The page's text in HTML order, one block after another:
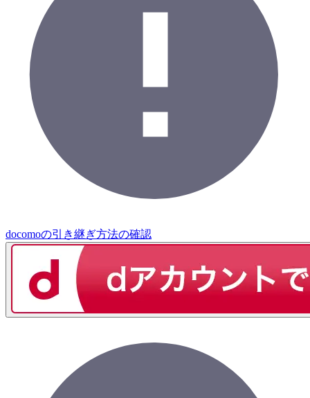
docomoの引き継ぎ方法の確認